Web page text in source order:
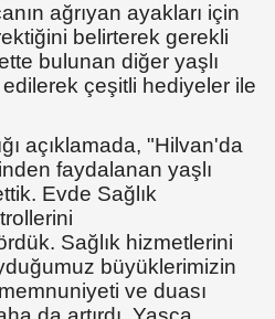
ağrıyan ayakları için
belirterek gerekli
bulunan diğer yaşlı
çeşitli hediyeler ile
açıklamada, "Hilvan'da
faydalanan yaşlı
Evde Sağlık
Sağlık hizmetlerini
büyüklerimizin
ve duası